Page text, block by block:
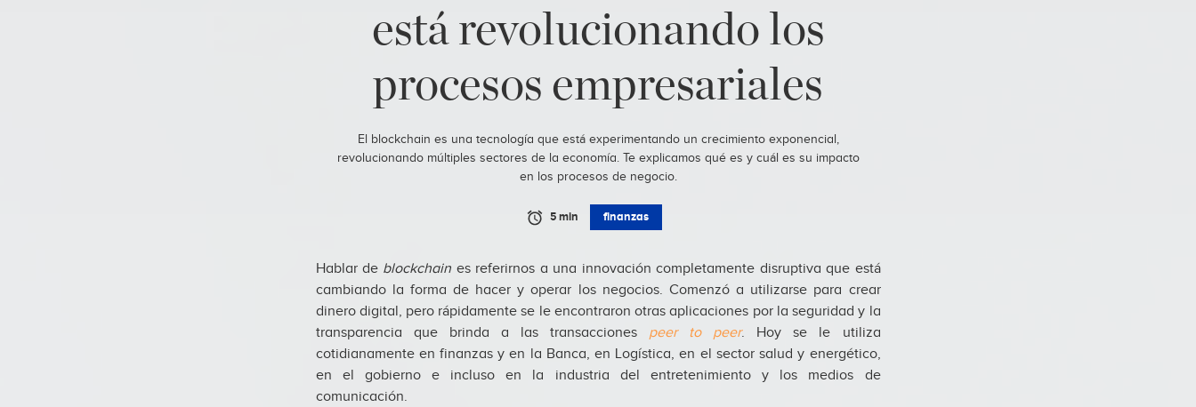
está revolucionando los
procesos empresariales
El blockchain es una tecnología que está experimentando un crecimiento exponencial,
revolucionando múltiples sectores de la economía. Te explicamos qué es y cuál es su impacto
en los procesos de negocio.
5 min finanzas
Hablar de blockchain es referirnos a una innovación completamente disruptiva que está
cambiando la forma de hacer y operar los negocios. Comenzó a utilizarse para crear
dinero digital, pero rápidamente se le encontraron otras aplicaciones por la seguridad y la
transparencia que brinda a las transacciones peer to peer. Hoy se le utiliza
cotidianamente en finanzas y en la Banca, en Logística, en el sector salud y energético,
en el gobierno e incluso en la industria del entretenimiento y los medios de
comunicación.